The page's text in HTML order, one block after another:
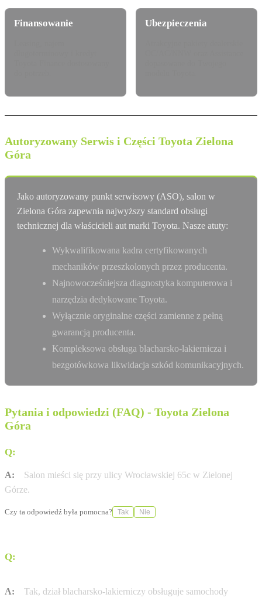
Finansowanie Ubezpieczenia
Autoryzowany Serwis i Części Toyota Zielona
Góra
Jako autoryzowany punkt serwisowy (ASO), salon w
Zielona Góra zapewnia najwyższy standard obsługi
technicznej dla właścicieli aut marki Toyota. Nasze atuty:
Wykwalifikowana kadra certyfikowanych
mechaników przeszkolonych przez producenta.
Najnowocześniejsza diagnostyka komputerowa i
narzędzia dedykowane Toyota.
Wyłącznie oryginalne części zamienne z pełną
gwarancją producenta.
Kompleksowa obsługa blacharsko-lakiernicza i
bezgotówkowa likwidacja szkód komunikacyjnych.
Pytania i odpowiedzi (FAQ) - Toyota Zielona
Góra
Q:
A:
Salon mieści się przy ulicy Wrocławskiej 65c w Zielonej
Górze.
Czy ta odpowiedź była pomocna? Tak Nie
Q:
A:
Tak, dział blacharsko-lakierniczy obsługuje samochody